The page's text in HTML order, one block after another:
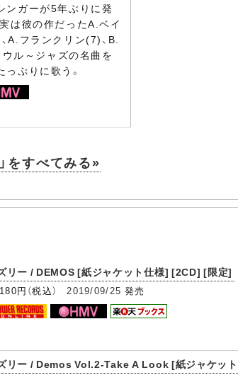
ンガーが5年ぶりに発
は彼の作だったA.ベイ
A.フランクリン(7)、B.
ル～ジャズの名曲を
ぷりに歌う。
をすべてみる»
リー / DEMOS [紙ジャケット仕様] [2CD] [限定]
円（税込）2019/09/25 発売
リー / Demos Vol.2-Take A Look [紙ジャケッ